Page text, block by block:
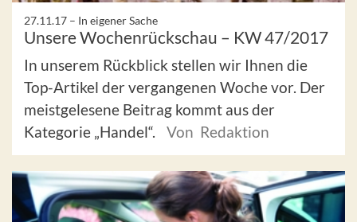
27.11.17 – In eigener Sache
Unsere Wochenrückschau – KW 47/2017
In unserem Rückblick stellen wir Ihnen die
Top-Artikel der vergangenen Woche vor. Der
meistgelesene Beitrag kommt aus der
Kategorie „Handel“.
Von Redaktion